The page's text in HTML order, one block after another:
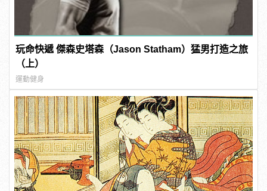
玩命快遞 傑森史塔森（Jason Statham）猛男打造之旅
（上）
運動健身